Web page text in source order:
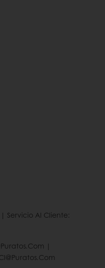
Servicio Al Cliente:
|